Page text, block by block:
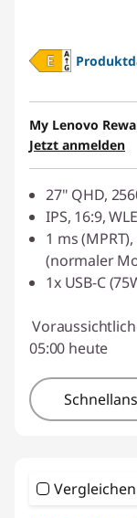
My Lenovo
Jetzt anmelden
27" QHD,
IPS, 16:9,
1 ms
(normaler
1x USB-C
05:00 heute
Vergleichen